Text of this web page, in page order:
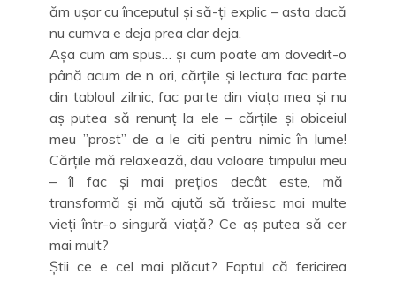
ăm ușor cu începutul și să-ți explic – asta dacă
nu cumva e deja prea clar deja.
Așa cum am spus… și cum poate am dovedit-o
până acum de n ori, cărțile și lectura fac parte
din tabloul zilnic, fac parte din viața mea și nu
aș putea să renunț la ele – cărțile și obiceiul
meu ”prost” de a le citi pentru nimic în lume!
Cărțile mă relaxează, dau valoare timpului meu
– îl fac și mai prețios decât este, mă
transformă și mă ajută să trăiesc mai multe
vieți într-o singură viață? Ce aș putea să cer
mai mult?
Știi ce e cel mai plăcut? Faptul că fericirea